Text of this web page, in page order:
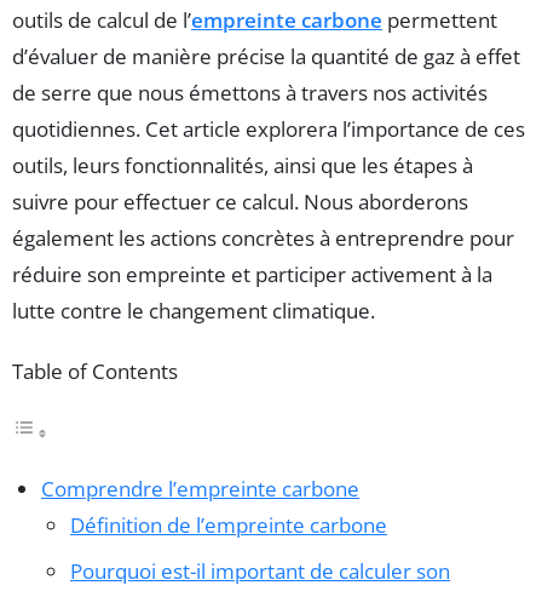
outils de calcul de l’empreinte carbone permettent
d’évaluer de manière précise la quantité de gaz à effet
de serre que nous émettons à travers nos activités
quotidiennes. Cet article explorera l’importance de ces
outils, leurs fonctionnalités, ainsi que les étapes à
suivre pour effectuer ce calcul. Nous aborderons
également les actions concrètes à entreprendre pour
réduire son empreinte et participer activement à la
lutte contre le changement climatique.
Table of Contents
Comprendre l’empreinte carbone
Définition de l’empreinte carbone
Pourquoi est-il important de calculer son